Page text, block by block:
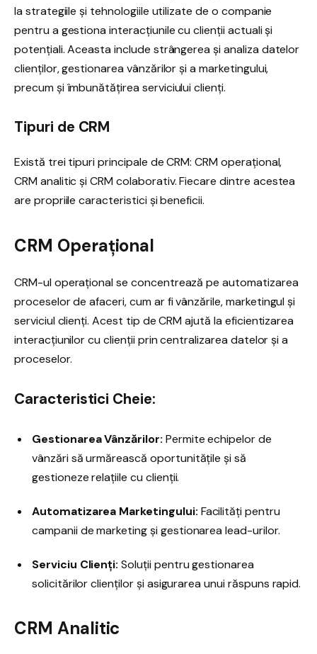
la strategiile și tehnologiile utilizate de o companie
pentru a gestiona interacțiunile cu clienții actuali și
potențiali. Aceasta include strângerea și analiza datelor
clienților, gestionarea vânzărilor și a marketingului,
precum și îmbunătățirea serviciului clienți.
Tipuri de CRM
Există trei tipuri principale de CRM: CRM operațional,
CRM analitic și CRM colaborativ. Fiecare dintre acestea
are propriile caracteristici și beneficii.
CRM Operațional
CRM-ul operațional se concentrează pe automatizarea
proceselor de afaceri, cum ar fi vânzările, marketingul și
serviciul clienți. Acest tip de CRM ajută la eficientizarea
interacțiunilor cu clienții prin centralizarea datelor și a
proceselor.
Caracteristici Cheie:
Gestionarea Vânzărilor: Permite echipelor de
vânzări să urmărească oportunitățile și să
gestioneze relațiile cu clienții.
Automatizarea Marketingului: Facilități pentru
campanii de marketing și gestionarea lead-urilor.
Serviciu Clienți: Soluții pentru gestionarea
solicitărilor clienților și asigurarea unui răspuns rapid.
CRM Analitic